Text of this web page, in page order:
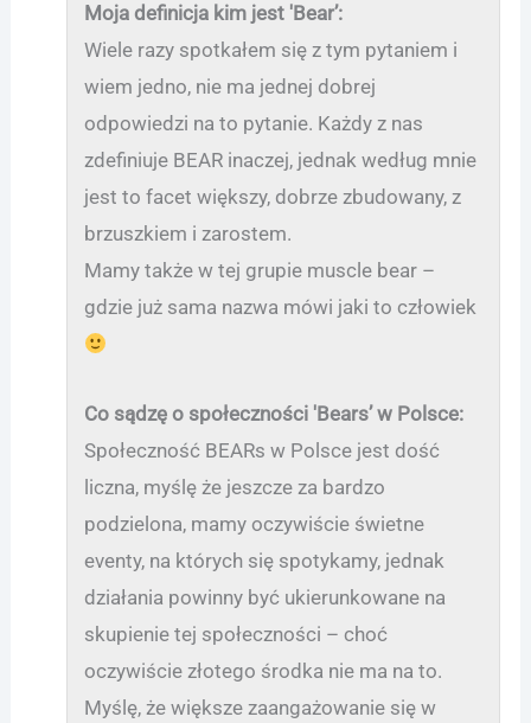
Moja definicja kim jest 'Bear’:
Wiele razy spotkałem się z tym pytaniem i
wiem jedno, nie ma jednej dobrej
odpowiedzi na to pytanie. Każdy z nas
zdefiniuje BEAR inaczej, jednak według mnie
jest to facet większy, dobrze zbudowany, z
brzuszkiem i zarostem.
Mamy także w tej grupie muscle bear –
gdzie już sama nazwa mówi jaki to człowiek
Co sądzę o społeczności 'Bears’ w Polsce:
Społeczność BEARs w Polsce jest dość
liczna, myślę że jeszcze za bardzo
podzielona, mamy oczywiście świetne
eventy, na których się spotykamy, jednak
działania powinny być ukierunkowane na
skupienie tej społeczności – choć
oczywiście złotego środka nie ma na to.
Myślę, że większe zaangażowanie się w